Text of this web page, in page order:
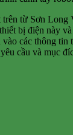
từ Sơn Long
bị điện này
vào các thông tin
cầu và mục